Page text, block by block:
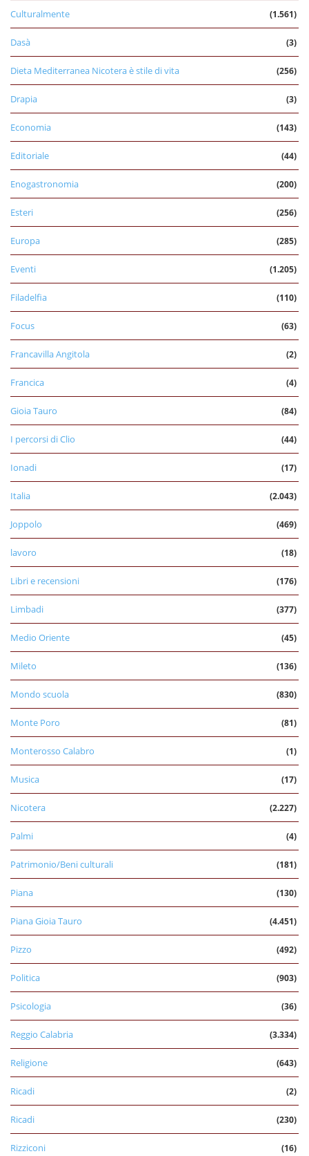
Culturalmente (1.561)
Dasà (3)
Dieta Mediterranea Nicotera è stile di vita (256)
Drapia (3)
Economia (143)
Editoriale (44)
Enogastronomia (200)
Esteri (256)
Europa (285)
Eventi (1.205)
Filadelfia (110)
Focus (63)
Francavilla Angitola (2)
Francica (4)
Gioia Tauro (84)
I percorsi di Clio (44)
Ionadi (17)
Italia (2.043)
Joppolo (469)
lavoro (18)
Libri e recensioni (176)
Limbadi (377)
Medio Oriente (45)
Mileto (136)
Mondo scuola (830)
Monte Poro (81)
Monterosso Calabro (1)
Musica (17)
Nicotera (2.227)
Palmi (4)
Patrimonio/Beni culturali (181)
Piana (130)
Piana Gioia Tauro (4.451)
Pizzo (492)
Politica (903)
Psicologia (36)
Reggio Calabria (3.334)
Religione (643)
Ricadi (2)
Ricadi (230)
Rizziconi (16)